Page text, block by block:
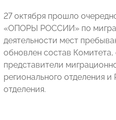
27 октября прошло
«ОПОРЫ РОССИИ» по
деятельности мест
обновлен состав Комитета,
представители
регионального отделения
отделения.